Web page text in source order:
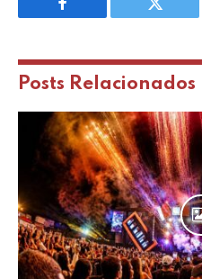
Facebook Twitter
Posts Relacionados